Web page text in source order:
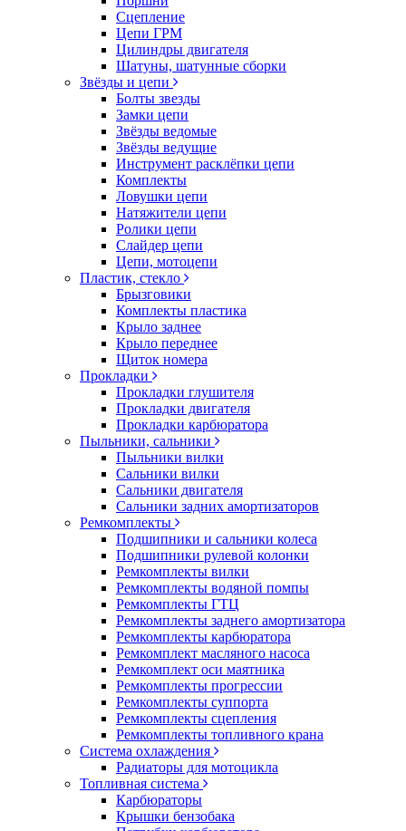
Сцепление
Цепи ГРМ
Цилиндры двигателя
Шатуны, шатунные сборки
Звёзды и цепи
Болты звезды
Замки цепи
Звёзды ведомые
Звёзды ведущие
Инструмент расклёпки цепи
Комплекты
Ловушки цепи
Натяжители цепи
Ролики цепи
Слайдер цепи
Цепи, мотоцепи
Пластик, стекло
Брызговики
Комплекты пластика
Крыло заднее
Крыло переднее
Щиток номера
Прокладки
Прокладки глушителя
Прокладки двигателя
Прокладки карбюратора
Пыльники, сальники
Пыльники вилки
Сальники вилки
Сальники двигателя
Сальники задних амортизаторов
Ремкомплекты
Подшипники и сальники колеса
Подшипники рулевой колонки
Ремкомплекты вилки
Ремкомплекты водяной помпы
Ремкомплекты ГТЦ
Ремкомплекты заднего амортизатора
Ремкомплекты карбюратора
Ремкомплект масляного насоса
Ремкомплект оси маятника
Ремкомплекты прогрессии
Ремкомплекты суппорта
Ремкомплекты сцепления
Ремкомплекты топливного крана
Система охлаждения
Радиаторы для мотоцикла
Топливная система
Карбюраторы
Крышки бензобака